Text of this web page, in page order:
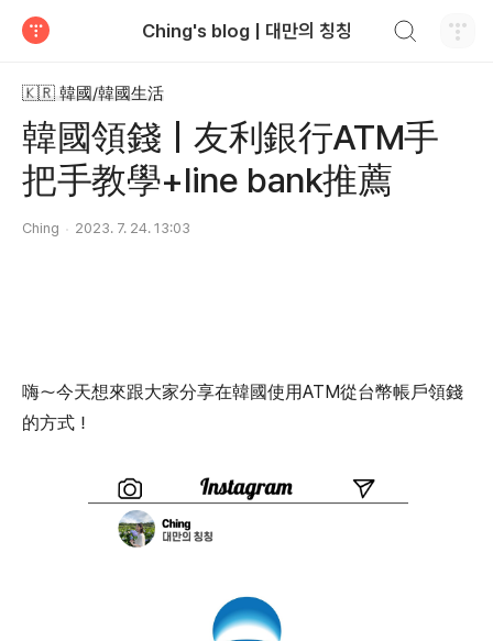
Ching's blog | 대만의 칭칭
🇰🇷 韓國/韓國生活
韓國領錢｜友利銀行ATM手
把手教學+line bank推薦
Ching 2023. 7. 24. 13:03
嗨～今天想來跟大家分享在韓國使用ATM從台幣帳戶領錢
的方式！